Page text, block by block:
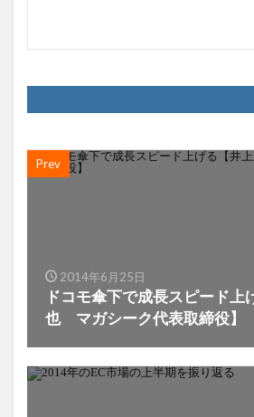
Prev
2014年6月25日
ドコモ傘下で成長スピード上
也 マガシーク代表取締役】